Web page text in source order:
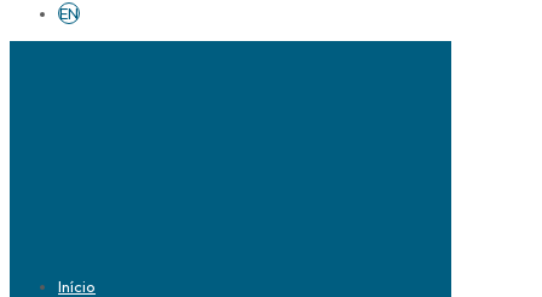
EN
Início